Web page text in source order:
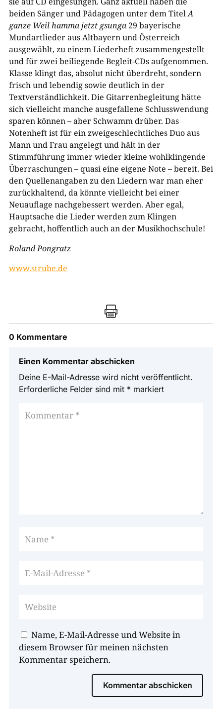
beiden Sänger und Pädagogen unter dem TitelA
ganze Weil hamma jetzt gsunga29 bayerische
Mundartlieder aus Altbayern und Österreich
ausgewählt, zu einem Liederheft zusammengestellt
und für zwei beiliegende Begleit-​CDs aufgenommen.
Klasse klingt das, absolut nicht überdreht, sondern
frisch und lebendig sowie deutlich in der
Textverständlichkeit. Die Gitarrenbegleitung hätte
sich vielleicht manche ausgefallene Schlusswendung
sparen können – aber Schwamm drüber. Das
Notenheft ist für ein zweigeschlechtliches Duo aus
Mann und Frau angelegt und hält in der
Stimmführung immer wieder kleine wohlklingende
Überraschungen – quasi eine eigene Note – bereit. Bei
den Quellenangaben zu den Liedern war man eher
zurückhaltend, da könnte vielleicht bei einer
Neuauflage nachgebessert werden. Aber egal,
Hauptsache die Lieder werden zum Klingen
gebracht, hoffentlich auch an der Musikhochschule!
Roland Pongratz
www.strube.de

0 Kommentare
Einen Kommentar abschicken
Deine E-Mail-Adresse wird nicht veröffentlicht.
Erforderliche Felder sind mit * markiert
Name, E-Mail-Adresse und Website in
diesem Browser für meinen nächsten
Kommentar speichern.
Kommentar abschicken